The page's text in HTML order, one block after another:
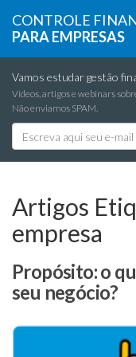
CONTROLE
PARA EMPRESAS
Vamos estudar gestão
Vídeos, artigos e webinars
Não enviamos SPAM.
Artigos
empresa
Propósito: o
seu negócio?